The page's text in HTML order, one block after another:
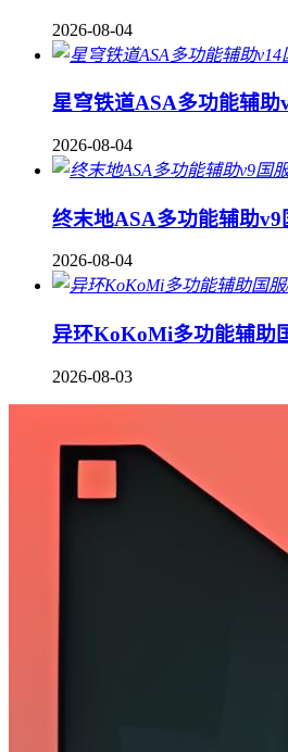
2026-08-04
星穹铁道ASA多功能辅助
2026-08-04
终末地ASA多功能辅助v9
2026-08-04
异环KoKoMi多功能辅助
2026-08-03